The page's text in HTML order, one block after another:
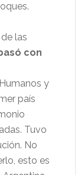
las
con
y
país
Tuvo
No
esto es